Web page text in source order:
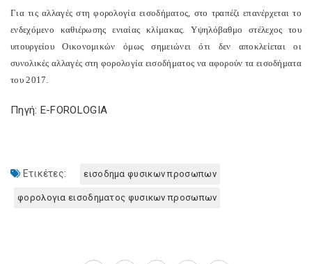
Για τις αλλαγές στη φορολογία εισοδήματος, στο τραπέζι επανέρχεται το
ενδεχόμενο καθιέρωσης ενιαίας κλίμακας. Υψηλόβαθμο στέλεχος του
υπουργείου Οικονομικών όμως σημειώνει ότι δεν αποκλείεται οι
συνολικές αλλαγές στη φορολογία εισοδήματος να αφορούν τα εισοδήματα
του 2017.
Πηγή: E-FOROLOGIA
Ετικέτες: εισοδημα φυσικων προσωπων
φορολογια εισοδηματος φυσικων προσωπων